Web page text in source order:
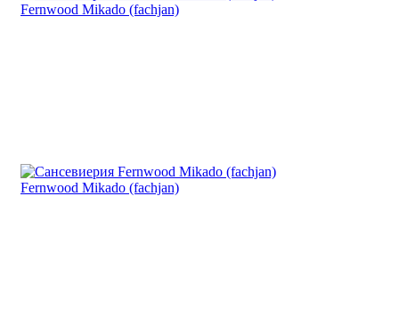
Fernwood Mikado (fachjan)
Fernwood Mikado (fachjan)